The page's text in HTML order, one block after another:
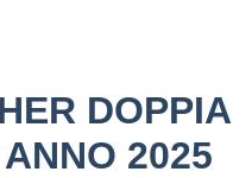
DOPPIA
2025